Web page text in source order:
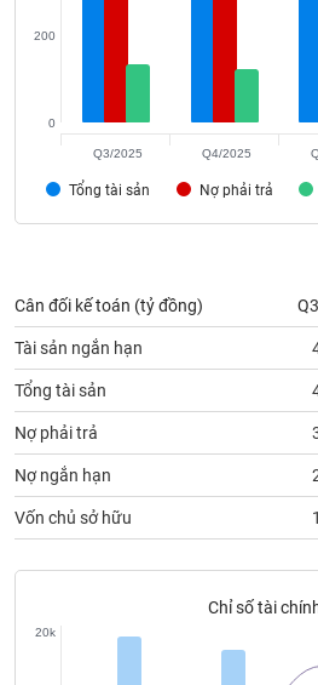
Tổng tài sản Nợ phải trả
0
200
Q3/2025 Q4/2025
Cân đối kế toán (tỷ đồng)
Tài sản ngắn hạn
Tổng tài sản
Nợ phải trả
Nợ ngắn hạn
Vốn chủ sở hữu
Chỉ số tài
20k
tạo
chính
Công
cụ
tư
thông
chính